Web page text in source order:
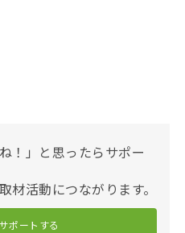
！」と思ったらサポー
材活動につながります。
ポートする